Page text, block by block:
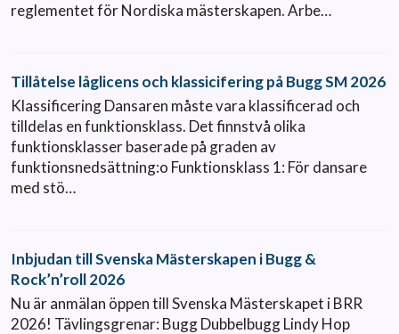
reglementet för Nordiska mästerskapen. Arbe…
Tillåtelse låglicens och klassicifering på Bugg SM 2026
Klassificering Dansaren måste vara klassificerad och
tilldelas en funktionsklass. Det finnstvå olika
funktionsklasser baserade på graden av
funktionsnedsättning:o Funktionsklass 1: För dansare
med stö…
Inbjudan till Svenska Mästerskapen i Bugg &
Rock’n’roll 2026
Nu är anmälan öppen till Svenska Mästerskapet i BRR
2026! Tävlingsgrenar: Bugg Dubbelbugg Lindy Hop